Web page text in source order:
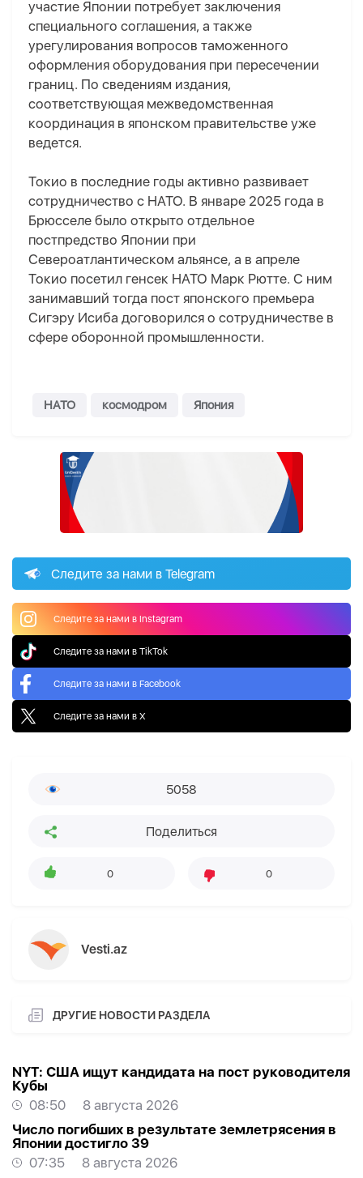
участие Японии потребует заключения
специального соглашения, а также
урегулирования вопросов таможенного
оформления оборудования при пересечении
границ. По сведениям издания,
соответствующая межведомственная
координация в японском правительстве уже
ведется.
Токио в последние годы активно развивает
сотрудничество с НАТО. В январе 2025 года в
Брюсселе было открыто отдельное
постпредство Японии при
Североатлантическом альянсе, а в апреле
Токио посетил генсек НАТО Марк Рютте. С ним
занимавший тогда пост японского премьера
Сигэру Исиба договорился о сотрудничестве в
сфере оборонной промышленности.
НАТО космодром Япония
Следите за нами в Telegram
Следите за нами в Instagram
Следите за нами в TikTok
Следите за нами в Facebook
Следите за нами в X
5058
Поделиться
0 0
Vesti.az
ДРУГИЕ НОВОСТИ РАЗДЕЛА
NYT: США ищут кандидата на пост руководителя
Кубы
08:50
8 августа 2026
Число погибших в результате землетрясения в
Японии достигло 39
07:35
8 августа 2026